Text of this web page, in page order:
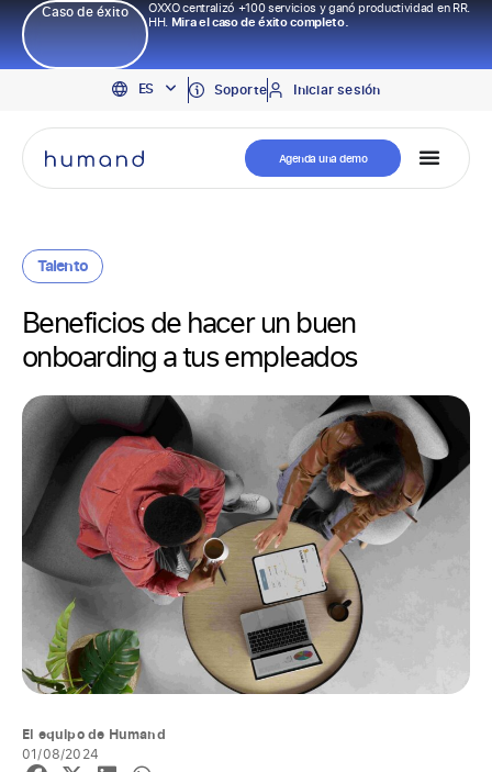
Caso de éxito
OXXO centralizó +100 servicios y ganó productividad en RR.
HH.Mira el caso de éxito completo.
ES
EN
PT
Soporte Iniciar sesión
Agenda una demo
Talento
Beneficios de hacer un buen
onboarding a tus empleados
El equipo de Humand
01/08/2024